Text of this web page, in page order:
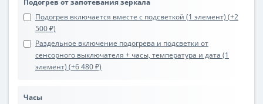
Подогрев включается вместе с подсветкой (1 элемент) (+2
500 ₽)
Раздельное включение подогрева и подсветки от
сенсорного выключателя + часы, температура и дата (1
элемент) (+6 480 ₽)
Часы